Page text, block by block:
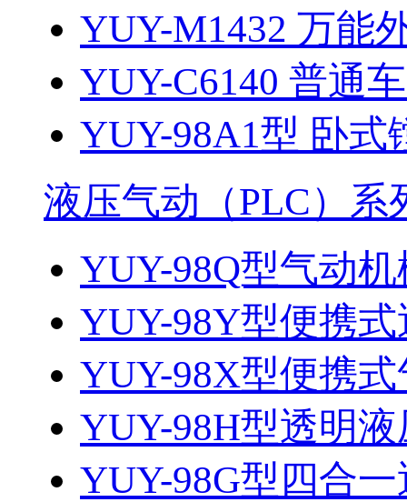
YUY-M1432 万能
YUY-C6140 普通
YUY-98A1型 卧式
液压气动（PLC）系
YUY-98Q型气动
YUY-98Y型便携
YUY-98X型便携
YUY-98H型透明
YUY-98G型四合